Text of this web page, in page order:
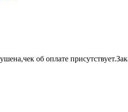
об оплате